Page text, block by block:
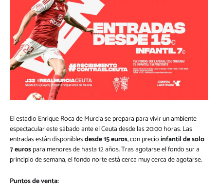
El estadio Enrique Roca de Murcia se prepara para vivir un ambiente
espectacular este sábado ante el Ceuta desde las 20:00 horas. Las
entradas están disponiblesdesde 15 euros, con precioinfantil de solo
7 eurospara menores de hasta 12 años. Tras agotarse el fondo sur a
principio de semana, el fondo norte está cerca muy cerca de agotarse.
Puntos de venta: